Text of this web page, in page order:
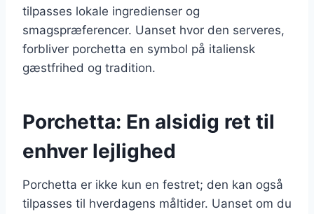
tilpasses lokale ingredienser og
smagspræferencer. Uanset hvor den serveres,
forbliver porchetta en symbol på italiensk
gæstfrihed og tradition.
Porchetta: En alsidig ret til
enhver lejlighed
Porchetta er ikke kun en festret; den kan også
tilpasses til hverdagens måltider. Uanset om du